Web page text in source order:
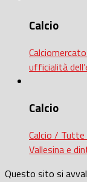
Calcio
ufficialità
Calcio
Calcio / Tutte
Vallesina e
Questo sito si